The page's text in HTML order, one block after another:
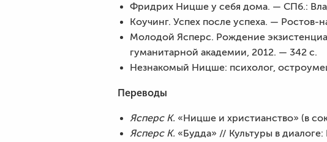
Фридрих Ницше у себя дома. — СПб.:
Коучинг. Успех после успеха. — Ростов-
Молодой Ясперс. Рождение
гуманитарной академии, 2012. — 342 с.
Незнакомый Ницше: психолог,
Переводы
Ясперс К. «Ницше и христианство» (в
Ясперс К. «Будда» // Культуры в